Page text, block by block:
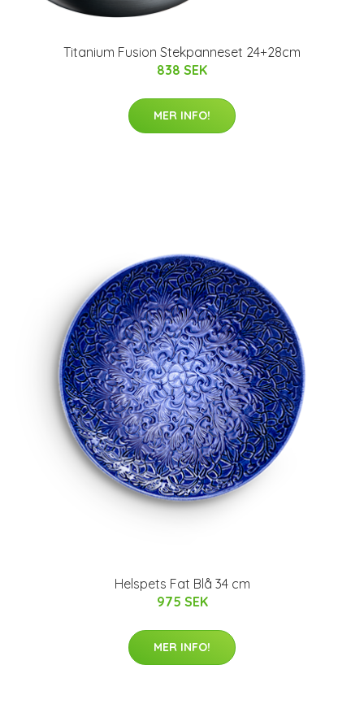
Titanium Fusion Stekpanneset 24+28cm
838 SEK
MER INFO!
Helspets Fat Blå 34 cm
975 SEK
MER INFO!